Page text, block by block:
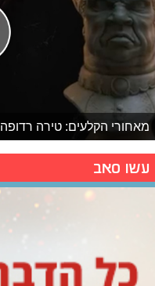
מאחורי הקלעים: טירה רדופה
עשו סאב